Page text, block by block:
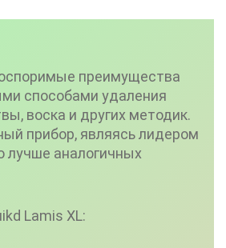
преимущества
способами удаления
воска и других методик.
прибор, являясь лидером
лучше аналогичных
Lamis XL: